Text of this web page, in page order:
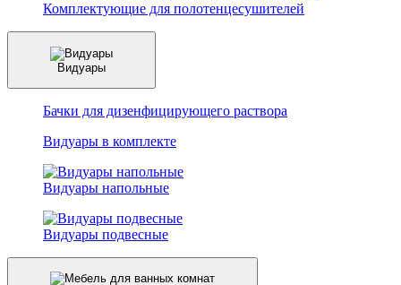
Комплектующие для полотенцесушителей
Видуары
Бачки для дизенфицирующего раствора
Видуары в комплекте
Видуары напольные
Видуары подвесные